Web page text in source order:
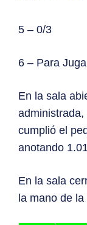
5 – 0/3
6 – Para
En la sala
cumplió el
anotando
En la sala
la mano de